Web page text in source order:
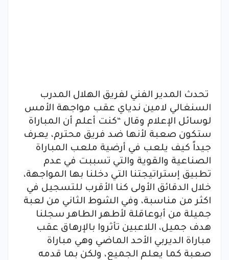
تحدث المدير الفني لفريق الهلال المدرب
السنغالي لامين ندياي عقب مواجهة الأمس
لوسائل الإعلام وقال “كنت أعلم أن المباراة
ستكون صعبة لأنها ضد فريق محترم، يعرف
جيداً كيف يلعب في أرضية ملعب المباراة
الصناعية والقوية والتي تسببت في عدم
تطبيق إستراتيجتنا التي دخلنا بها المواجهة،
خلال الدقائق الأولى كنا الأقرب للتسجيل في
اكثر من مناسبة، وفي الشوط الثاني من لعبة
جميلة من أبوعاقلة لأطهر الطاهر سجلنا
هدف جميل، اللاعبين تأثروا بالإرهاق عقب
مباراة الديربي الأحد الماضي وهي مباراة
صعبة كما يعلم الجميع، ولكن بما قدمه